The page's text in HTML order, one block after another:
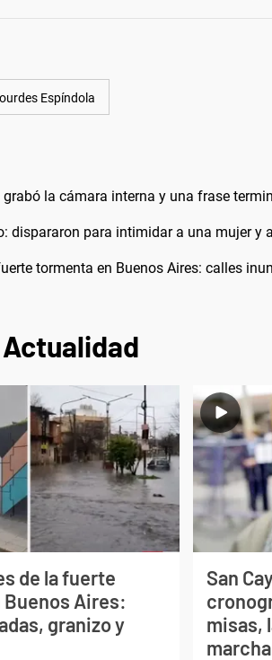
Espíndola
grabó la cámara interna y una frase
dispararon para intimidar a una mujer y
tormenta en Buenos Aires: calles
de la fuerte
Aires:
granizo y
San
misas,